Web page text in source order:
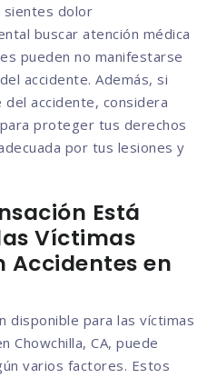
sientes dolor
buscar atención médica
pueden no manifestarse
accidente. Además, si
accidente, considera
proteger tus derechos
por tus lesiones y
Está
Víctimas
Accidentes en
disponible para las víctimas
Chowchilla, CA, puede
varios factores. Estos